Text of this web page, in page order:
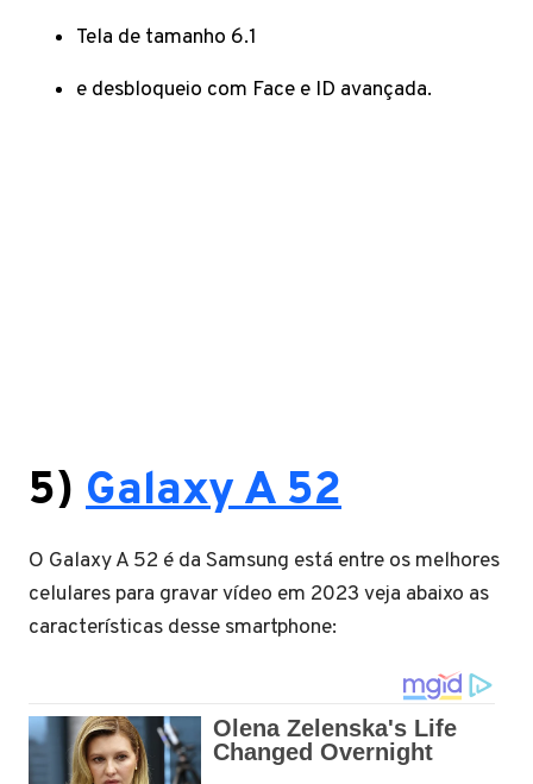
Tela de tamanho 6.1
e desbloqueio com Face e ID avançada.
5) GalaxyA 52
O Galaxy A 52 é da Samsung está entre os melhores
celulares para gravar vídeo em 2023 veja abaixo as
características desse smartphone: